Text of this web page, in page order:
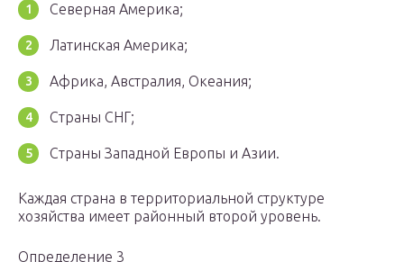
Северная Америка;
Латинская Америка;
Африка, Австралия, Океания;
Страны СНГ;
Страны Западной Европы и Азии.
Каждая страна в территориальной структуре
хозяйства имеет районный второй уровень.
Определение 3